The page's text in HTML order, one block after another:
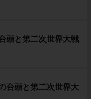
頭と第二次世界大戦
台頭と第二次世界大